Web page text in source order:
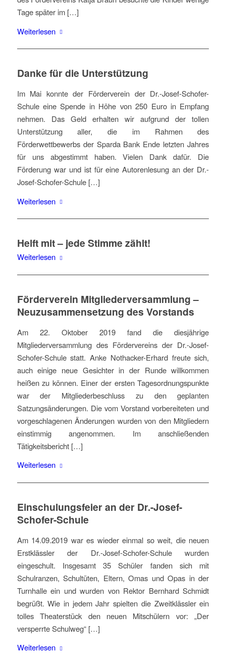
Tage später im […]
Weiterlesen
Danke für die Unterstützung
Im Mai konnte der Förderverein der Dr.-Josef-Schofer-
Schule eine Spende in Höhe von 250 Euro in Empfang
nehmen. Das Geld erhalten wir aufgrund der tollen
Unterstützung aller, die im Rahmen des
Förderwettbewerbs der Sparda Bank Ende letzten Jahres
für uns abgestimmt haben. Vielen Dank dafür. Die
Förderung war und ist für eine Autorenlesung an der Dr.-
Josef-Schofer-Schule […]
Weiterlesen
Helft mit – jede Stimme zählt!
Weiterlesen
Förderverein Mitgliederversammlung –
Neuzusammensetzung des Vorstands
Am 22. Oktober 2019 fand die diesjährige
Mitgliederversammlung des Fördervereins der Dr.-Josef-
Schofer-Schule statt. Anke Nothacker-Erhard freute sich,
auch einige neue Gesichter in der Runde willkommen
heißen zu können. Einer der ersten Tagesordnungspunkte
war der Mitgliederbeschluss zu den geplanten
Satzungsänderungen. Die vom Vorstand vorbereiteten und
vorgeschlagenen Änderungen wurden von den Mitgliedern
einstimmig angenommen. Im anschließenden
Tätigkeitsbericht […]
Weiterlesen
Einschulungsfeier an der Dr.-Josef-
Schofer-Schule
Am 14.09.2019 war es wieder einmal so weit, die neuen
Erstklässler der Dr.-Josef-Schofer-Schule wurden
eingeschult. Insgesamt 35 Schüler fanden sich mit
Schulranzen, Schultüten, Eltern, Omas und Opas in der
Turnhalle ein und wurden von Rektor Bernhard Schmidt
begrüßt. Wie in jedem Jahr spielten die Zweitklässler ein
tolles Theaterstück den neuen Mitschülern vor: „Der
versperrte Schulweg“ […]
Weiterlesen